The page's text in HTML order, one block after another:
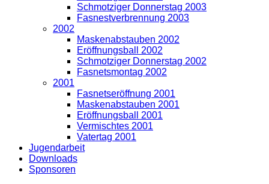
Schmotziger Donnerstag 2003
Fasnestverbrennung 2003
2002
Maskenabstauben 2002
Eröffnungsball 2002
Schmotziger Donnerstag 2002
Fasnetsmontag 2002
2001
Fasnetseröffnung 2001
Maskenabstauben 2001
Eröffnungsball 2001
Vermischtes 2001
Vatertag 2001
Jugendarbeit
Downloads
Sponsoren